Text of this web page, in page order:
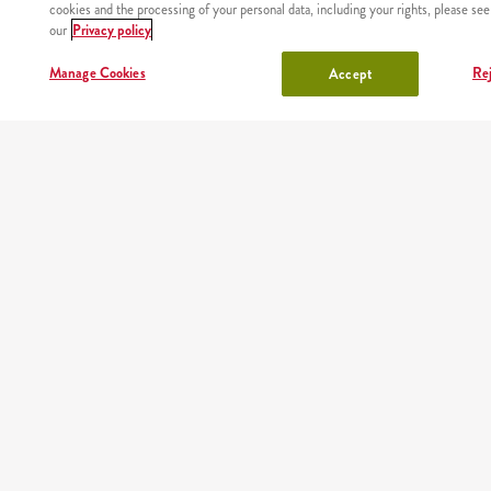
cookies and the processing of your personal data, including your rights, please see
our Privacy policy
Manage Cookies Accept